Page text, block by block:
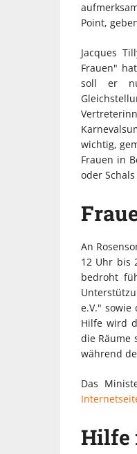
Point,
Jacques
Frauen"
soll er
wichtig,
Frauen in
oder
An
12 Uhr bis
bedroht
e.V." sowie
Hilfe wird
die Räume
während
Das
Hilfe